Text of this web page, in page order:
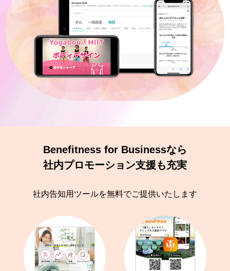
Benefitness for Businessなら
社内プロモーション支援も充実
社内告知用ツールを無料でご提供いたします